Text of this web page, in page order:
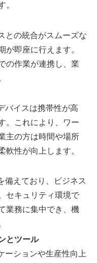
。
との統合がスムーズな
が即座に行えます。
の作業が連携し、業
バイスは携帯性が高
。これにより、ワー
主の方は時間や場所
軟性が向上します。
備えており、ビジネス
セキュリティ環境で
業務に集中でき、機
とツール
ーションや生産性向上